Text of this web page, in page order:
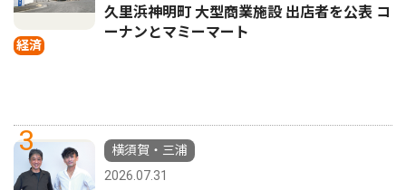
経済
久里浜神明町 大型商業施設 出店者を公表 コ
ーナンとマミーマート
3
横須賀・三浦
2026.07.31